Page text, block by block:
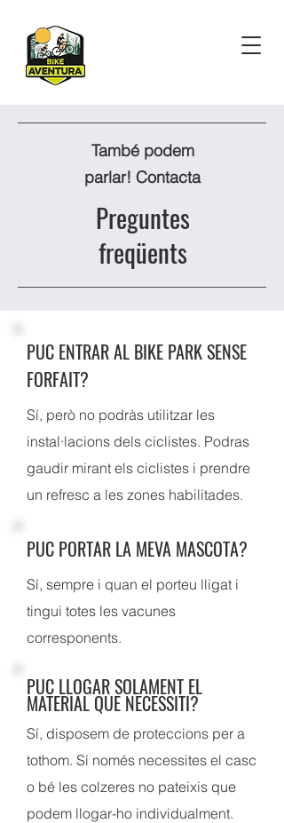
També podem
parlar! Contacta
Preguntes
freqüents
PUC ENTRAR AL BIKE PARK SENSE
FORFAIT?
Sí, però no podràs utilitzar les
instal·lacions dels ciclistes. Podras
gaudir mirant els ciclistes i prendre
un refresc a les zones habilitades.
PUC PORTAR LA MEVA MASCOTA?
Sí, sempre i quan el porteu lligat i
tingui totes les vacunes
corresponents.
PUC LLOGAR SOLAMENT EL
MATERIAL QUE NECESSITI?
Sí, disposem de proteccions per a
tothom. Sí només necessites el casc
o bé les colzeres no pateixis que
podem llogar-ho individualment.